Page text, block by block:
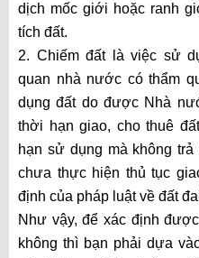
dịch mốc giới hoặc ranh
tích đất.
2. Chiếm đất là việc sử
quan nhà nước có thẩm
dụng đất do được Nhà
thời hạn giao, cho thuê
hạn sử dụng mà không
chưa thực hiện thủ tục
định của pháp luật về đất
Như vậy, để xác định
không thì bạn phải dựa